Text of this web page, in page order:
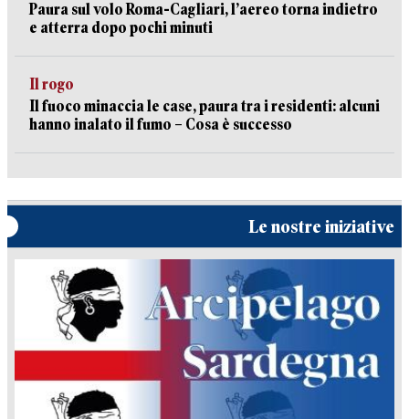
Paura sul volo Roma-Cagliari, l’aereo torna indietro
e atterra dopo pochi minuti
Il rogo
Il fuoco minaccia le case, paura tra i residenti: alcuni
hanno inalato il fumo – Cosa è successo
Le nostre iniziative